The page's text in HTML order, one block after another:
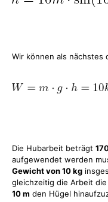
Wir können als nächstes
Die Hubarbeit beträgt
aufgewendet werden
Gewicht von 10 kg
gleichzeitig die Arbeit
10 m den Hügel